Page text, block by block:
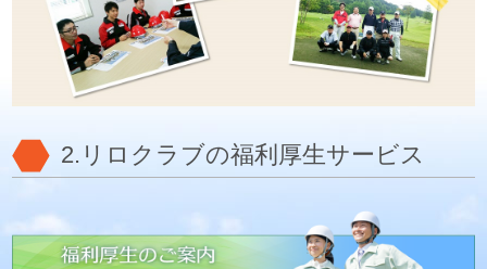
2.リロクラブの福利厚生サービス